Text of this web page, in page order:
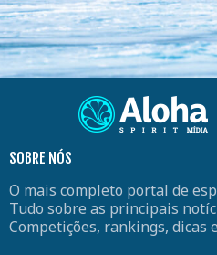
SOBRE NÓS
O mais completo portal de
Tudo sobre as principais
Competições, rankings, dicas